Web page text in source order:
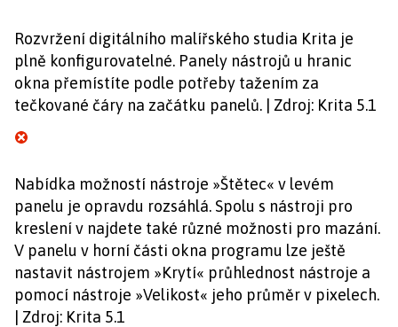
Rozvržení digitálního malířského studia Krita je
plně konfigurovatelné. Panely nástrojů u hranic
okna přemístíte podle potřeby tažením za
tečkované čáry na začátku panelů. | Zdroj: Krita 5.1
Nabídka možností nástroje »Štětec« v levém
panelu je opravdu rozsáhlá. Spolu s nástroji pro
kreslení v najdete také různé možnosti pro mazání.
V panelu v horní části okna programu lze ještě
nastavit nástrojem »Krytí« průhlednost nástroje a
pomocí nástroje »Velikost« jeho průměr v pixelech.
| Zdroj: Krita 5.1